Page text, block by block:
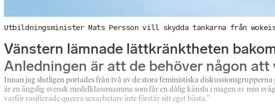
Utbildningsminister Mats Persson vill skydda tankarna från
Vänstern lämnade lättkränktheten
Anledningen är att de behöver någon
Innan jag slutligen portades från två av de stora feministiska
är en ängslig svensk medelklassmamma som får en dålig känsla i magen av min
varför rasifierade queera sexarbetare inte förstår sitt eget bästa.”